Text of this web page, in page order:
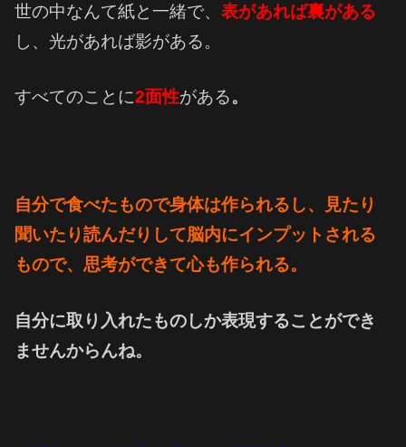
世の中なんて紙と一緒で、 表があれば裏がある
し、光があれば影がある。
すべてのことに2面性がある。
自分で食べたもので身体は作られるし、
見たり
聞いたり読んだりして脳内にインプットされる
もので、 思考ができて心も作られる。
自分に取り入れたものしか表現することができ
ませんからんね。